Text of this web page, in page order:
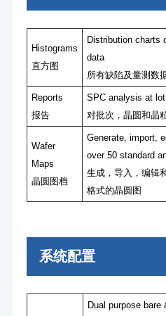
Histograms
直⽅图
Distribution charts
data
所有缺陷及量测数
Reports
报告
SPC analysis at
对批次，晶圆和晶
Wafer
Maps
晶圆图档
Generate, import,
over 50 standard
⽣成，导⼊，编辑
格式的晶圆图
系统配置
Dual purpose bare